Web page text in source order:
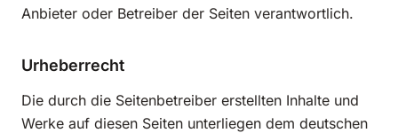
Anbieter oder Betreiber der Seiten verantwortlich.
Urheberrecht
Die durch die Seitenbetreiber erstellten Inhalte und
Werke auf diesen Seiten unterliegen dem deutschen